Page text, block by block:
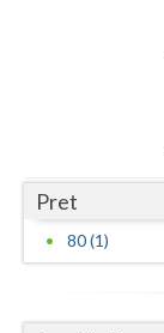
Ialomita
Pret
80 (1)